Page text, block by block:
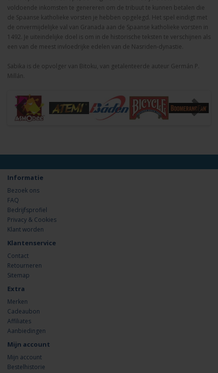
voldoende inkomsten te genereren om de tribuut te kunnen betalen die
de Spaanse katholieke vorsten je hebben opgelegd. Het spel eindigt met
de onvermijdelijke val van Granada aan de Spaanse katholieke vorsten in
1492. Je uiteindelijke doel is om in de historische teksten te verschijnen als
een van de meest invloedrijke edelen van de Nasriden-dynastie.
Sabika is de opvolger van Bitoku, van getalenteerde auteur Germán P.
Millán.
Informatie
Bezoek ons
FAQ
Bedrijfsprofiel
Privacy & Cookies
Klant worden
Klantenservice
Contact
Retourneren
Sitemap
Extra
Merken
Cadeaubon
Affiliates
Aanbiedingen
Mijn account
Mijn account
Bestelhistorie